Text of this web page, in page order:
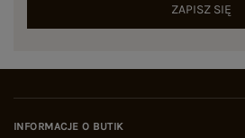
ZAPISZ SIĘ
INFORMACJE O BUTIK